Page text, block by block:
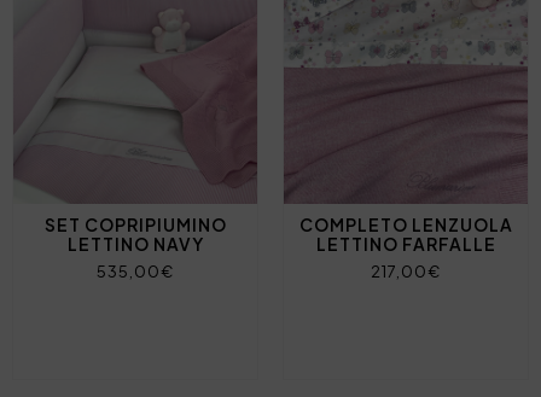
SET COPRIPIUMINO
LETTINO NAVY
535,00€
COMPLETO LENZUOLA
LETTINO FARFALLE
217,00€